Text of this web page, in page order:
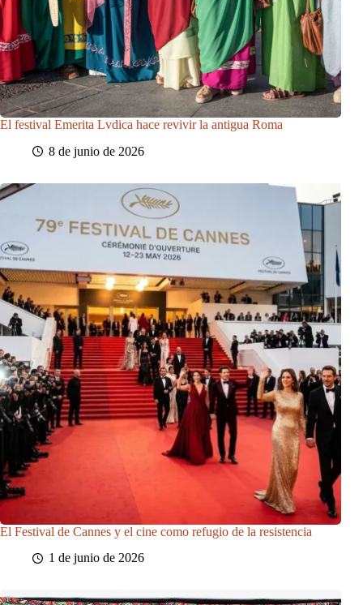
El festival Emerita Lvdica hace revivir la antigua Roma
8 de junio de 2026
El Festival de Cannes y el cine como refugio de la resistencia
1 de junio de 2026